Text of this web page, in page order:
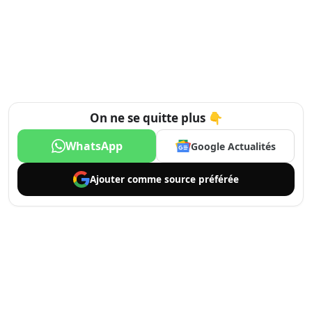
On ne se quitte plus 👇
WhatsApp Google Actualités
Ajouter comme source préférée